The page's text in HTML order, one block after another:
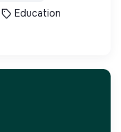
Education